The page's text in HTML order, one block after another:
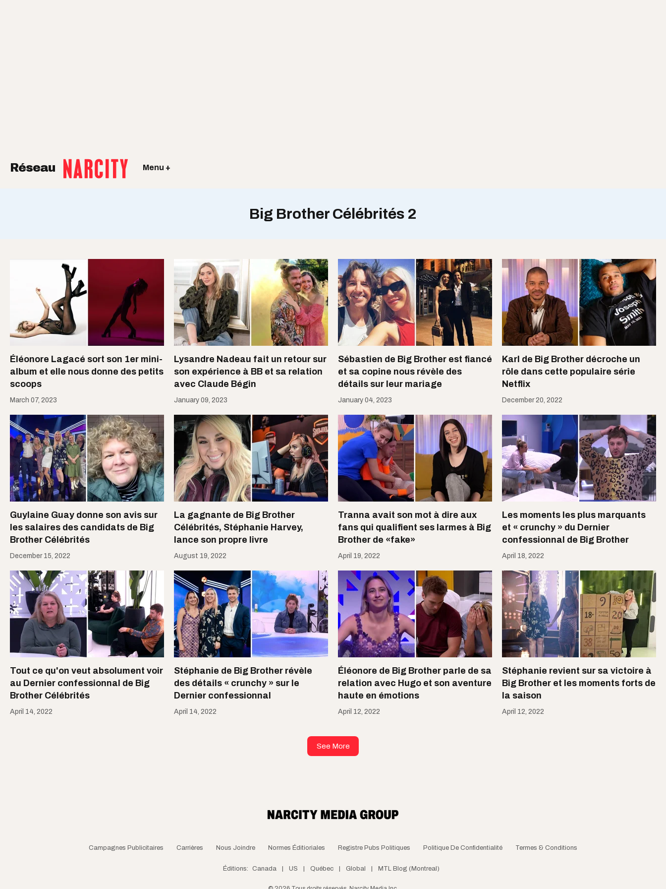
Réseau Menu +
Big Brother Célébrités 2
Éléonore Lagacé sort son 1er mini-
album et elle nous donne des petits
scoops
March 07, 2023
Lysandre Nadeau fait un retour sur
son expérience à BB et sa relation
avec Claude Bégin
January 09, 2023
Sébastien de Big Brother est fiancé
et sa copine nous révèle des
détails sur leur mariage
January 04, 2023
Karl de Big Brother décroche un
rôle dans cette populaire série
Netflix
December 20, 2022
Guylaine Guay donne son avis sur
les salaires des candidats de Big
Brother Célébrités
December 15, 2022
La gagnante de Big Brother
Célébrités, Stéphanie Harvey,
lance son propre livre
August 19, 2022
Tranna avait son mot à dire aux
fans qui qualifient ses larmes à Big
Brother de «fake»
April 19, 2022
Les moments les plus marquants
et « crunchy » du Dernier
confessionnal de Big Brother
April 18, 2022
Tout ce qu'on veut absolument voir
au Dernier confessionnal de Big
Brother Célébrités
April 14, 2022
Stéphanie de Big Brother révèle
des détails « crunchy » sur le
Dernier confessionnal
April 14, 2022
Éléonore de Big Brother parle de sa
relation avec Hugo et son aventure
haute en émotions
April 12, 2022
Stéphanie revient sur sa victoire à
Big Brother et les moments forts de
la saison
April 12, 2022
See More
Campagnes Publicitaires Carrières Nous Joindre Normes Éditioriales Registre Pubs Politiques Politique De Confidentialité Termes & Conditions
Éditions: Canada | US | Québec | Global | MTL Blog (Montreal)